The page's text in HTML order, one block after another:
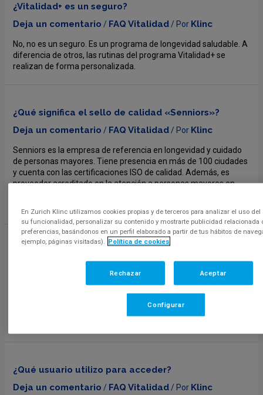
¿Vitalidad+ es un seguro?
Deja un comentario / FAQ Vitalidad/ Por Klinc
No, no es un seguro. Es un programa de longevidad saludable. A
diferencia de otros, las rutinas del programa Vitalidad+ se
realizan de forma personalizada.
¿Qué significa el sello de calidad «Senniors»?
Deja un comentario / FAQ Vitalidad/ Por Klinc
Senniors es la empresa de referencia en longevidad y cuidado
de personas mayores. Tiene presencia en más de 100 ciudades
y cuenta con las certificaciones ISO de calidad. Además, es
proveedor acreditado en la atención a personas mayores en
FAQ Vitalidad/ PorKlinc
¿Qué usuario utilizo para acceder?
Deja un comentario / FAQ Vitalidad/ Por Klinc
En Zurich Klinc utilizamos cookies propias y de terceros para analizar el uso
su funcionalidad, personalizar su contenido y mostrarte publicidad relacionada
preferencias, basándonos en un perfil elaborado a partir de tus hábitos de
ejemplo, páginas visitadas).
Política de cookies
Rechazar Aceptar
Configurar